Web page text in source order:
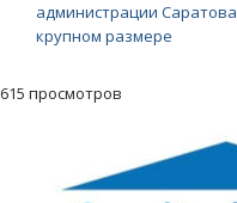
администрации Саратова
крупном размере
615 просмотров